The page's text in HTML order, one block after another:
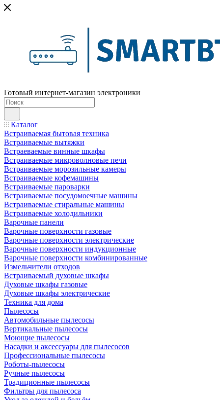
Готовый интернет-магазин электроники
Каталог
Встраиваемая бытовая техника
Встраиваемые вытяжки
Встраеваемые винные шкафы
Встраиваемые микроволновые печи
Встраиваемые морозильные камеры
Встраиваемые кофемашины
Встраиваемые пароварки
Встраиваемые посудомоечные машины
Встраиваемые стиральные машины
Встраиваемые холодильники
Варочные панели
Варочные поверхности газовые
Варочные поверхности электрические
Варочные поверхности индукционные
Варочные поверхности комбинированные
Измельчители отходов
Встраиваемый духовые шкафы
Духовые шкафы газовые
Духовые шкафы электрические
Техника для дома
Пылесосы
Автомобильные пылесосы
Вертикальные пылесосы
Моющие пылесосы
Насадки и аксессуары для пылесосов
Профессиональные пылесосы
Роботы-пылесосы
Ручные пылесосы
Традиционные пылесосы
Фильтры для пылесоса